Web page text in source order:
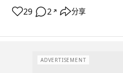
29 2 ↗ 分享
ADVERTISEMENT